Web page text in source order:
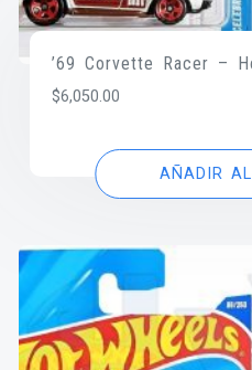
’69 Corvette Racer –
$6,050.00
AÑADIR